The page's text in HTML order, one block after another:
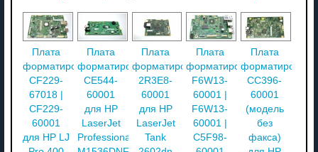
Плата
форматирования
CF229-
67018 |
CF229-
60001
для HP LJ
Плата
форматирования
CE544-
60001
для HP
LaserJet
Professional
Плата
форматирования
2R3E8-
60001
для HP
LaserJet
Tank
Плата
форматирования
F6W13-
60001 |
F6W13-
60001 |
C5F98-
Плата
CC396-
60001
(модель
без
факса)